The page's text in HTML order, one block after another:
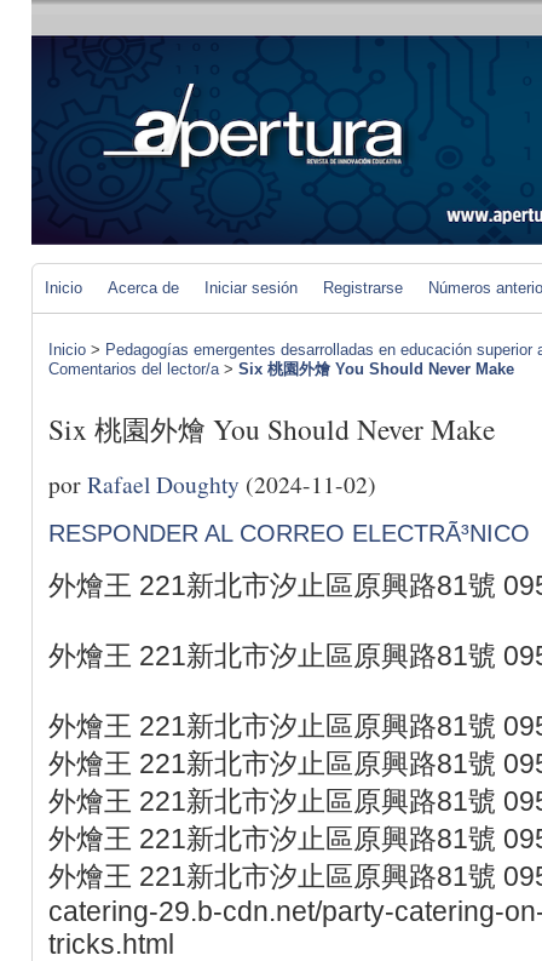
Inicio Acerca de Iniciar sesión Registrarse Números
Inicio > Pedagogías emergentes desarrolladas en educación
Comentarios del lector/a> Six 桃園外燴 You Should Never Make
Six 桃園外燴 You Should Never Make
porRafael Doughty (2024-11-02)
RESPONDER AL CORREO ELECTRÃ³NICO
外燴王 221新北市汐止區原興路81號
外燴王 221新北市汐止區原興路81號
外燴王 221新北市汐止區原興路81號
外燴王 221新北市汐止區原興路81號
外燴王 221新北市汐止區原興路81號
外燴王 221新北市汐止區原興路81號
外燴王 221新北市汐止區原興路81號
catering-29.b-cdn.net/party-catering-
tricks.html